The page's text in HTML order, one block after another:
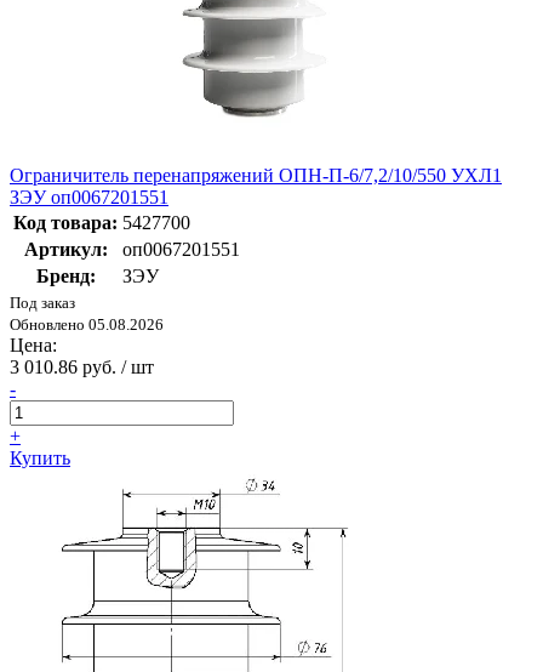
Ограничитель перенапряжений ОПН-П-6/7,2/10/550 УХЛ1
ЗЭУ оп0067201551
Код товара: 5427700
Артикул:
оп0067201551
Бренд:
ЗЭУ
Под заказ
Обновлено 05.08.2026
Цена:
3 010.86 руб. / шт
-
+
Купить